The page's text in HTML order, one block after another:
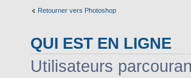
Retourner vers Photoshop
QUI EST EN LIGNE
Utilisateurs